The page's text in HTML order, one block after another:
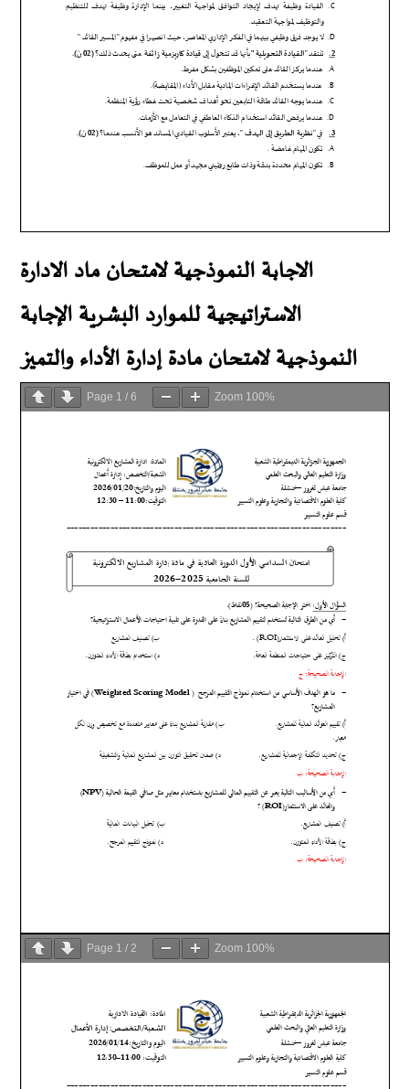
الاجابة النموذجية لامتحان ماد الادارة
الاستراتيجية للموارد البشرية الإجابة
النموذجية لامتحان مادة إدارة الأداء والتميز
Page 1 /6 Zoom 100%
Page 1 /2 Zoom 100%